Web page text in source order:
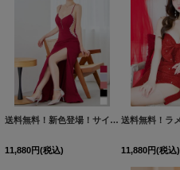
送料無料！新色登場！サイドシアービジューロングドレス/キャバドレス 【XS-XLサイズ/5カラー】[OF01-X] 【SB】dzw
11,880円(税込) 11,880円(税込)